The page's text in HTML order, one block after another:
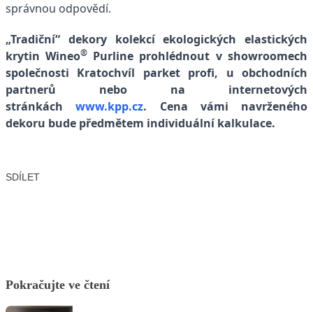
správnou odpovědí.
„Tradiční“ dekory kolekcí ekologických elastických
krytin Wineo® Purline prohlédnout v showroomech
společnosti Kratochvíl parket profi, u obchodních
partnerů nebo na internetových
stránkáchwww.kpp.cz. Cena vámi navrženého
dekoru bude předmětem individuální kalkulace.
SDÍLET
Pokračujte ve čtení